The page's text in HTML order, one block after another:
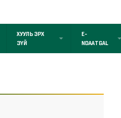
ХУУЛЬ ЭРХ
ЗҮЙ
E-
NDAATGAL